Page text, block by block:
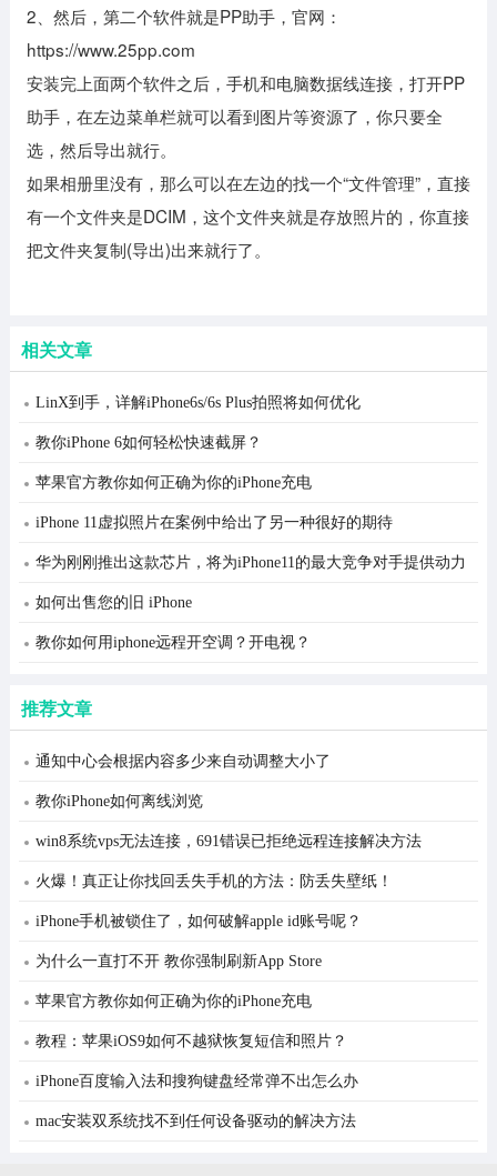
2、然后，第二个软件就是PP助手，官网：
https://www.25pp.com
安装完上面两个软件之后，手机和电脑数据线连接，打开PP
助手，在左边菜单栏就可以看到图片等资源了，你只要全
选，然后导出就行。
如果相册里没有，那么可以在左边的找一个“文件管理”，直接
有一个文件夹是DCIM，这个文件夹就是存放照片的，你直接
把文件夹复制(导出)出来就行了。
相关文章
LinX到手，详解iPhone6s/6s Plus拍照将如何优化
教你iPhone 6如何轻松快速截屏？
苹果官方教你如何正确为你的iPhone充电
iPhone 11虚拟照片在案例中给出了另一种很好的期待
华为刚刚推出这款芯片，将为iPhone11的最大竞争对手提供动力
如何出售您的旧 iPhone
教你如何用iphone远程开空调？开电视？
推荐文章
通知中心会根据内容多少来自动调整大小了
教你iPhone如何离线浏览
win8系统vps无法连接，691错误已拒绝远程连接解决方法
火爆！真正让你找回丢失手机的方法：防丢失壁纸！
iPhone手机被锁住了，如何破解apple id账号呢？
为什么一直打不开 教你强制刷新App Store
苹果官方教你如何正确为你的iPhone充电
教程：苹果iOS9如何不越狱恢复短信和照片？
iPhone百度输入法和搜狗键盘经常弹不出怎么办
mac安装双系统找不到任何设备驱动的解决方法